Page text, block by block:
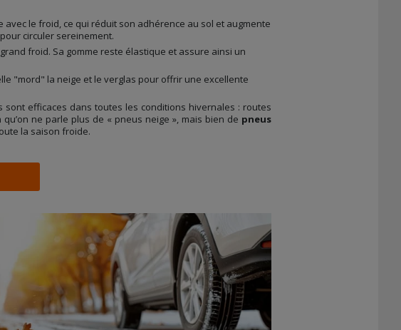
avec le froid, ce qui réduit son adhérence au sol et augmente
circuler sereinement.
froid. Sa gomme reste élastique et assure ainsi un
"mord" la neige et le verglas pour offrir une excellente
efficaces dans toutes les conditions hivernales : routes
qu’on ne parle plus de « pneus neige », mais bien de pneus
la saison froide.